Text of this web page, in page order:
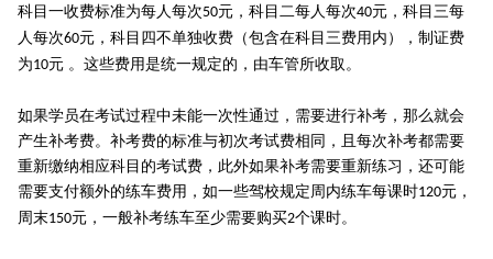
科目一收费标准为每人每次50元，科目二每人每次40元，科目三每
人每次60元，科目四不单独收费（包含在科目三费用内），制证费
为10元 。这些费用是统一规定的，由车管所收取。
如果学员在考试过程中未能一次性通过，需要进行补考，那么就会
产生补考费。补考费的标准与初次考试费相同，且每次补考都需要
重新缴纳相应科目的考试费，此外如果补考需要重新练习，还可能
需要支付额外的练车费用，如一些驾校规定周内练车每课时120元，
周末150元，一般补考练车至少需要购买2个课时。